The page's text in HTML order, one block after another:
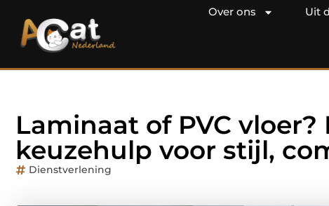
Over ons Uit
Laminaat of PVC vloer?
keuzehulp voor stijl,
Dienstverlening